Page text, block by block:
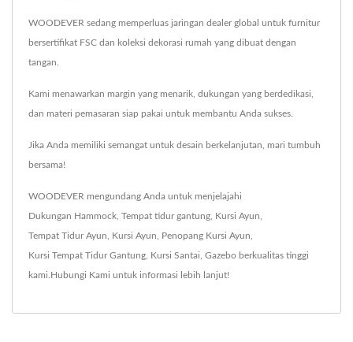
WOODEVER sedang memperluas jaringan dealer global untuk furnitur
bersertifikat FSC dan koleksi dekorasi rumah yang dibuat dengan
tangan.
Kami menawarkan margin yang menarik, dukungan yang berdedikasi,
dan materi pemasaran siap pakai untuk membantu Anda sukses.
Jika Anda memiliki semangat untuk desain berkelanjutan, mari tumbuh
bersama!
WOODEVER mengundang Anda untuk menjelajahi
Dukungan Hammock Tempat tidur gantung Kursi Ayun
Tempat Tidur Ayun Kursi Ayun Penopang Kursi Ayun
Kursi Tempat Tidur Gantung Kursi Santai Gazebo berkualitas tinggi
kami. Hubungi Kami untuk informasi lebih lanjut!